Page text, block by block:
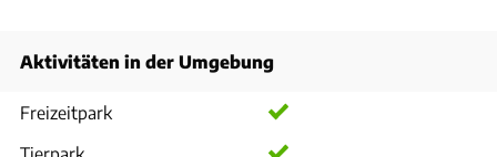
Aktivitäten in der Umgebung
Freizeitpark